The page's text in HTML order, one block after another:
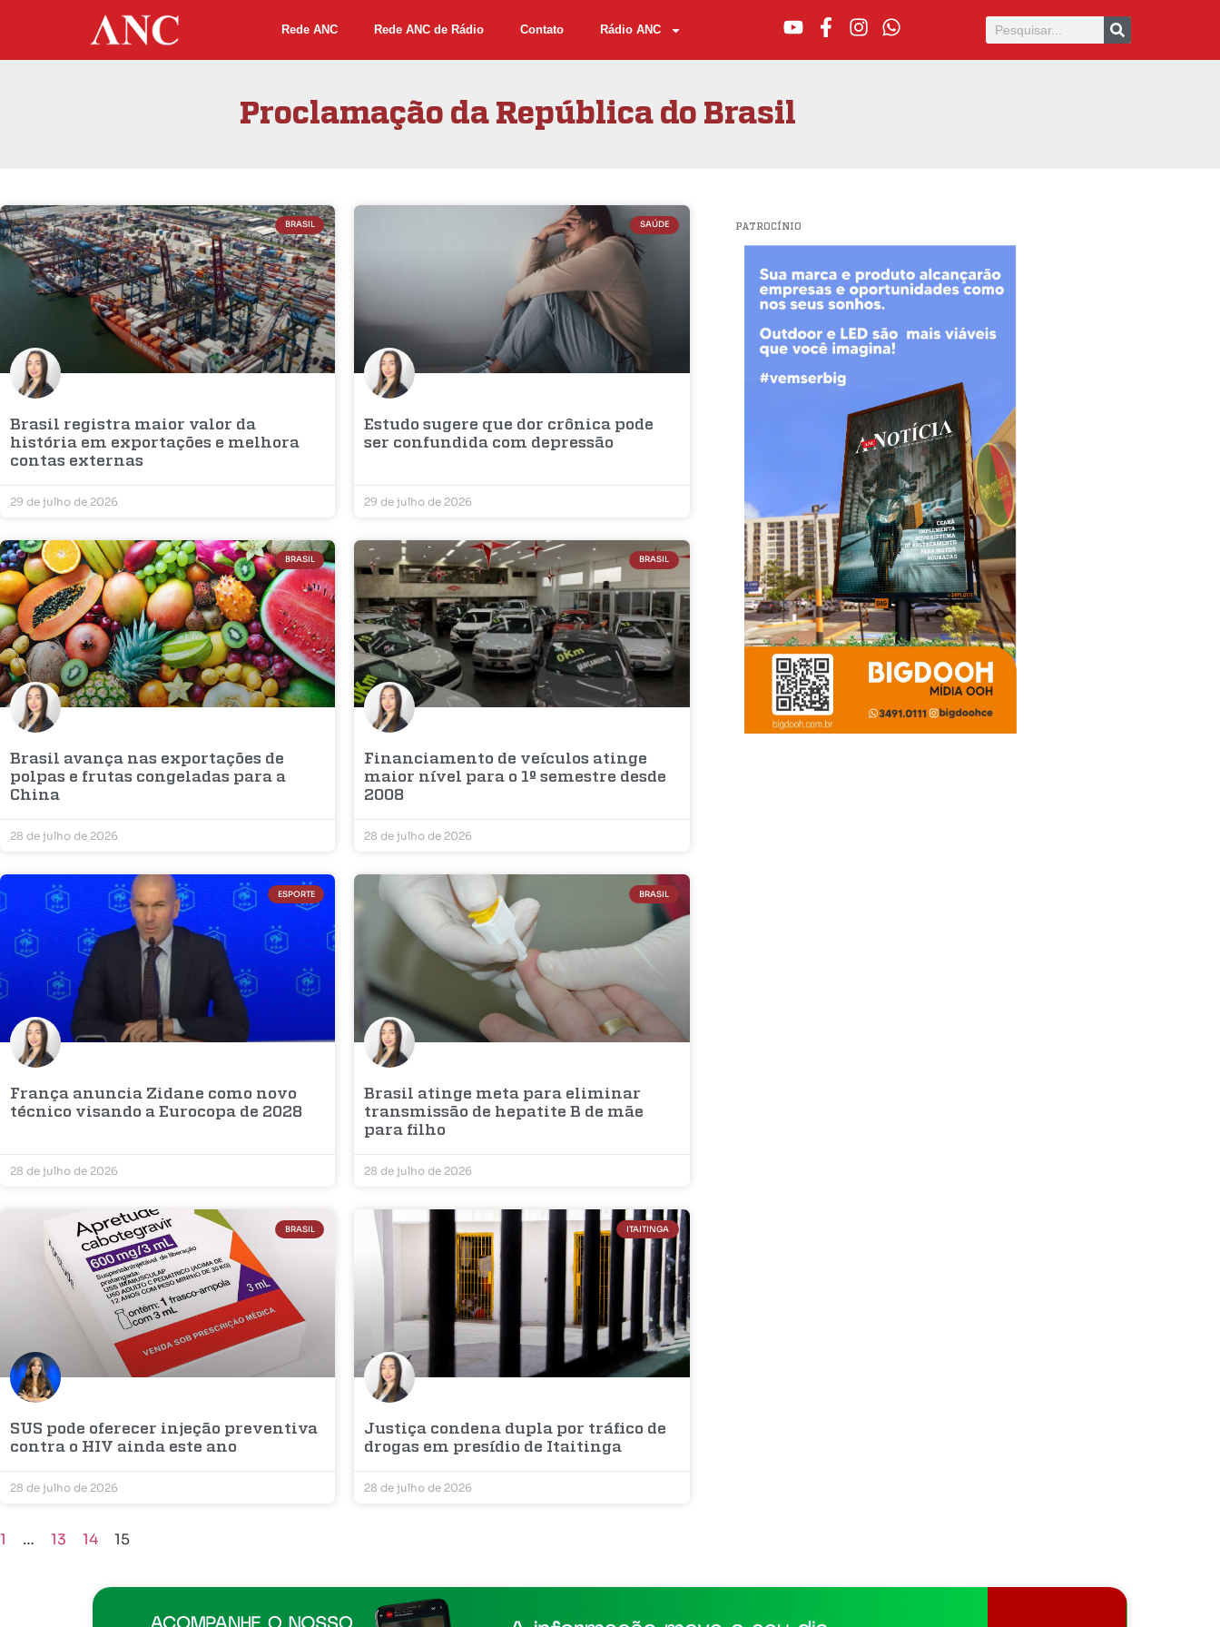
Rede ANC Rede ANC de Rádio Contato Rádio ANC
Proclamação da República do Brasil
BRASIL
Brasil registra maior valor da
história em exportações e melhora
contas externas
29 de julho de 2026
SAÚDE
Estudo sugere que dor crônica pode
ser confundida com depressão
29 de julho de 2026
BRASIL
Brasil avança nas exportações de
polpas e frutas congeladas para a
China
28 de julho de 2026
BRASIL
Financiamento de veículos atinge
maior nível para o 1º semestre desde
2008
28 de julho de 2026
ESPORTE
França anuncia Zidane como novo
técnico visando a Eurocopa de 2028
28 de julho de 2026
BRASIL
Brasil atinge meta para eliminar
transmissão de hepatite B de mãe
para filho
28 de julho de 2026
BRASIL
SUS pode oferecer injeção preventiva
contra o HIV ainda este ano
28 de julho de 2026
ITAITINGA
Justiça condena dupla por tráfico de
drogas em presídio de Itaitinga
28 de julho de 2026
1 … 13 14 15
PATROCÍNIO